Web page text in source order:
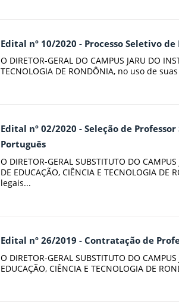
Edital nº 10/2020 - Processo Seletivo
O DIRETOR-GERAL DO CAMPUS JARU DO
TECNOLOGIA DE RONDÔNIA, no uso de
Edital nº 02/2020 - Seleção de
Português
O DIRETOR-GERAL SUBSTITUTO DO
DE EDUCAÇÃO, CIÊNCIA E TECNOLOGIA
legais...
Edital nº 26/2019 - Contratação de
O DIRETOR-GERAL SUBSTITUTO DO
EDUCAÇÃO, CIÊNCIA E TECNOLOGIA DE